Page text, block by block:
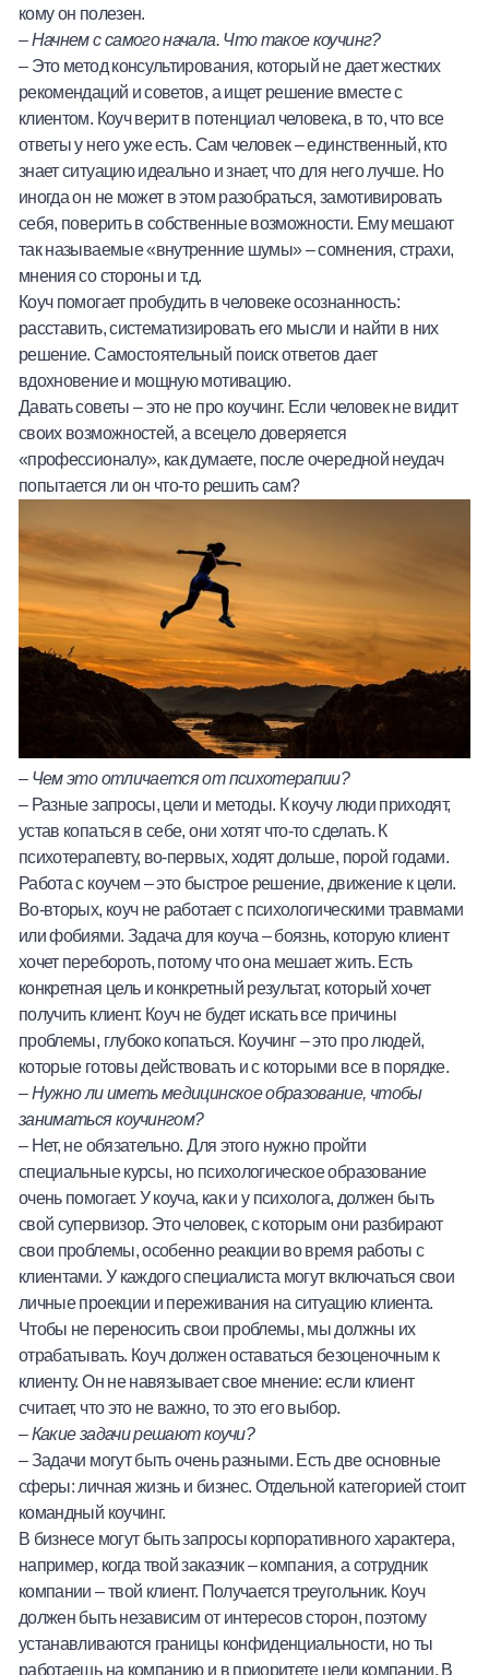
Карта КАКТУС
Продукты для Бизнеса
кому он полезен.
–Начнем с самого начала. Что такое коучинг?
– Это метод консультирования, который не дает жестких
рекомендаций и советов, а ищет решение вместе с
клиентом. Коуч верит в потенциал человека, в то, что все
ответы у него уже есть. Сам человек – единственный, кто
знает ситуацию идеально и знает, что для него лучше. Но
иногда он не может в этом разобраться, замотивировать
себя, поверить в собственные возможности. Ему мешают
так называемые «внутренние шумы» – сомнения, страхи,
мнения со стороны и т.д.
Коуч помогает пробудить в человеке осознанность:
расставить, систематизировать его мысли и найти в них
решение. Самостоятельный поиск ответов дает
вдохновение и мощную мотивацию.
Давать советы – это не про коучинг. Если человек не видит
своих возможностей, а всецело доверяется
«профессионалу», как думаете, после очередной неудач
попытается ли он что-то решить сам?
–Чем это отличается от психотерапии?
– Разные запросы, цели и методы. К коучу люди приходят,
устав копаться в себе, они хотят что-то сделать. К
психотерапевту, во-первых, ходят дольше, порой годами.
Работа с коучем – это быстрое решение, движение к цели.
Во-вторых, коуч не работает с психологическими травмами
или фобиями. Задача для коуча – боязнь, которую клиент
хочет перебороть, потому что она мешает жить. Есть
конкретная цель и конкретный результат, который хочет
получить клиент. Коуч не будет искать все причины
проблемы, глубоко копаться. Коучинг – это про людей,
которые готовы действовать и с которыми все в порядке.
–Нужно ли иметь медицинское образование, чтобы
заниматься коучингом?
– Нет, не обязательно. Для этого нужно пройти
специальные курсы, но психологическое образование
очень помогает. У коуча, как и у психолога, должен быть
свой супервизор. Это человек, с которым они разбирают
свои проблемы, особенно реакции во время работы с
клиентами. У каждого специалиста могут включаться свои
личные проекции и переживания на ситуацию клиента.
Чтобы не переносить свои проблемы, мы должны их
отрабатывать. Коуч должен оставаться безоценочным к
клиенту. Он не навязывает свое мнение: если клиент
считает, что это не важно, то это его выбор.
–Какие задачи решают коучи?
– Задачи могут быть очень разными. Есть две основные
сферы: личная жизнь и бизнес. Отдельной категорией стоит
командный коучинг.
В бизнесе могут быть запросы корпоративного характера,
например, когда твой заказчик – компания, а сотрудник
компании – твой клиент. Получается треугольник. Коуч
должен быть независим от интересов сторон, поэтому
устанавливаются границы конфиденциальности, но ты
работаешь на компанию и в приоритете цели компании. В